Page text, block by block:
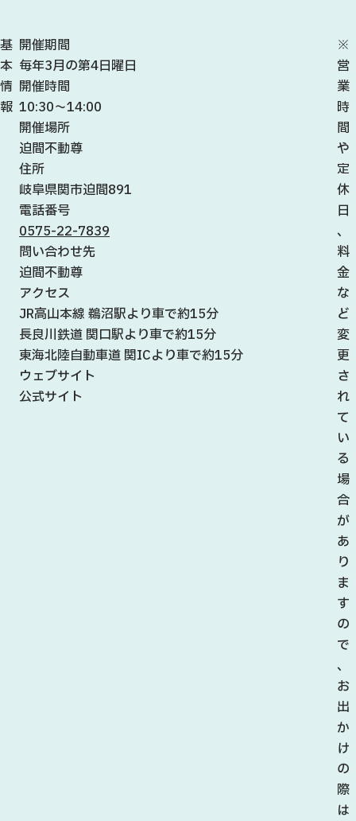
基
本
情
報
開催期間
毎年3月の第4日曜日
開催時間
10:30～14:00
開催場所
迫間不動尊
住所
岐阜県関市迫間891
電話番号
0575-22-7839
問い合わせ先
迫間不動尊
アクセス
JR高山本線 鵜沼駅より車で約15分
長良川鉄道 関口駅より車で約15分
東海北陸自動車道 関ICより車で約15分
ウェブサイト
公式サイト
※
営
業
時
間
や
定
休
日
、
料
金
な
ど
変
更
さ
れ
て
い
る
場
合
が
あ
り
ま
す
の
で
、
お
出
か
け
の
際
は